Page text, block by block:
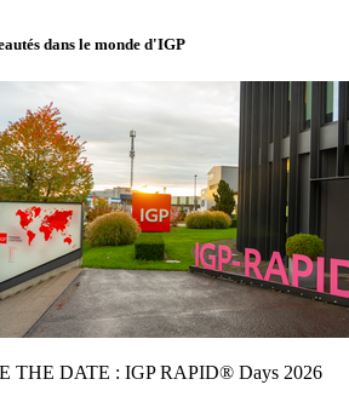
dans le monde d'IGP
THE DATE : IGP RAPID® Days 2026